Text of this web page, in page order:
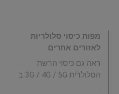
מפות כיסוי סלולריות
לאזורים אחרים
ראה גם כיסוי הרשת
הסלולרית 3G / 4G / 5G ב
: